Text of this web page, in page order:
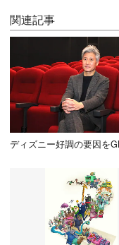
関連記事
ディズニー好調の要因を